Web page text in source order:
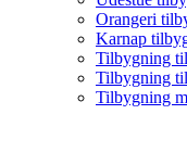
Orangeri
Karnap
Tilbygning
Tilbygning
Tilbygning